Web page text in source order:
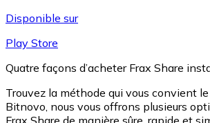
Disponible sur
Play Store
Quatre façons d’acheter Frax Share
Trouvez la méthode qui vous convient
Bitnovo, nous vous offrons plusieurs
Frax Share de manière sûre, rapide et